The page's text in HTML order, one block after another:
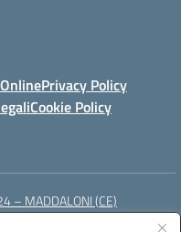
Privacy Policy
Cookie Policy
– MADDALONI (CE)